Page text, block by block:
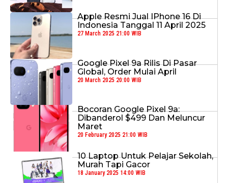
Apple Resmi Jual IPhone 16 Di
Indonesia Tanggal 11 April 2025
27 March 2025 21:00 WIB
Google Pixel 9a Rilis Di Pasar
Global, Order Mulai April
20 March 2025 20:00 WIB
Bocoran Google Pixel 9a:
Dibanderol $499 Dan Meluncur
Maret
20 February 2025 21:00 WIB
10 Laptop Untuk Pelajar Sekolah,
Murah Tapi Gacor
18 January 2025 14:00 WIB